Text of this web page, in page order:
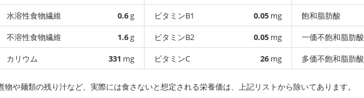
水溶性食物繊維
0.6g
不溶性食物繊維
1.6g
カリウム
331 mg
ビタミンB1
0.05 mg
ビタミンB2
0.05 mg
ビタミンC
26 mg
飽和脂肪酸
一価不飽和脂肪酸
多価不飽和脂肪酸
物や麺類の残り汁など、実際には食さないと想定される栄養価は、上記リストから除いてあります。